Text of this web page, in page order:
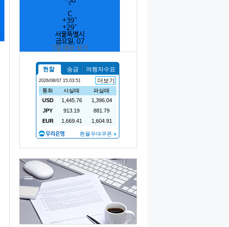
°
C
+39°
+29°
서울특별시
금요일, 07
7일 예보 보기